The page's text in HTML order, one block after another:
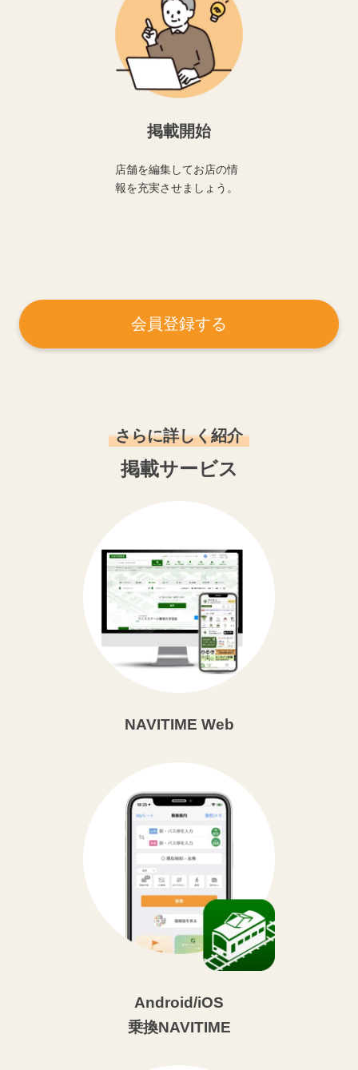
掲載開始
店舗を編集してお店の情
報を充実させましょう。
会員登録する
さらに詳しく紹介
掲載サービス
NAVITIME Web
Android/iOS
乗換NAVITIME